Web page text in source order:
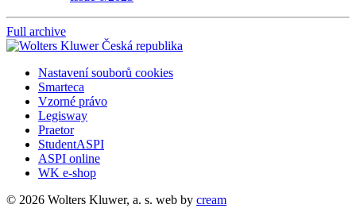
Full archive
Nastavení souborů cookies
Smarteca
Vzorné právo
Legisway
Praetor
StudentASPI
ASPI online
WK e-shop
© 2026 Wolters Kluwer, a. s. web by cream